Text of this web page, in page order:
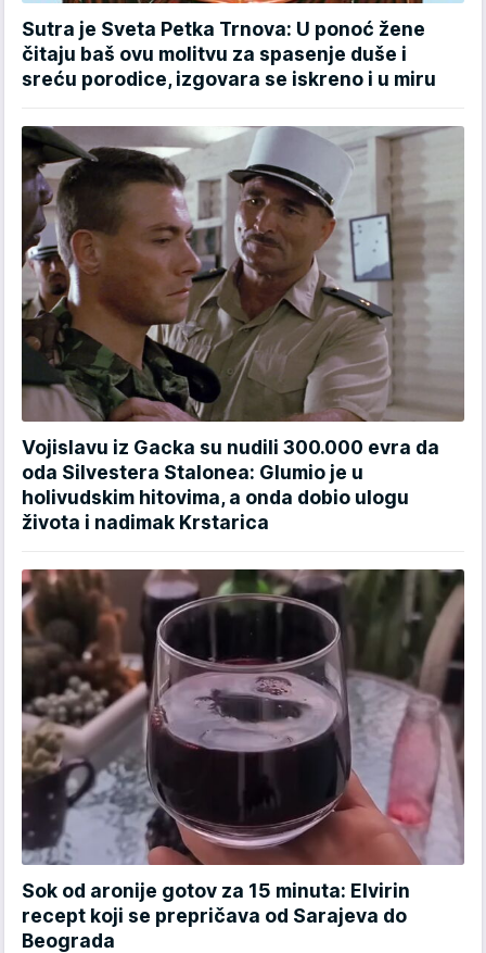
Sutra je Sveta Petka Trnova: U ponoć žene
čitaju baš ovu molitvu za spasenje duše i
sreću porodice, izgovara se iskreno i u miru
Vojislavu iz Gacka su nudili 300.000 evra da
oda Silvestera Stalonea: Glumio je u
holivudskim hitovima, a onda dobio ulogu
života i nadimak Krstarica
Sok od aronije gotov za 15 minuta: Elvirin
recept koji se prepričava od Sarajeva do
Beograda